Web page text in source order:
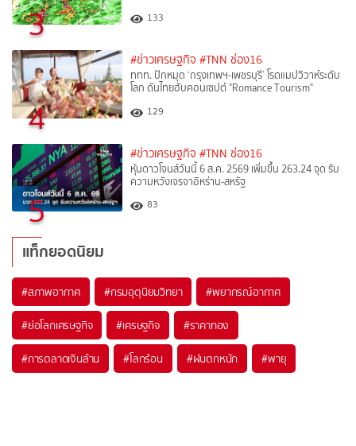
3 133
4
#ข่าวเศรษฐกิจ #TNN ช่อง16
ททท. ปักหมุด ‘กรุงเทพฯ-เพชรบุรี’ โรดแมปวิวาห์ระดับ
โลก ดันไทยฮับคอนเซปต์ "Romance Tourism"
129
5
#ข่าวเศรษฐกิจ #TNN ช่อง16
หุ้นดาวโจนส์วันนี้ 6 ส.ค. 2569 เพิ่มขึ้น 263.24 จุด รับ
ความหวังเจรจาอิหร่าน-สหรัฐ
83
แท็กยอดนิยม
#สภาพอากาศ #กรมอุตุนิยมวิทยา #พยากรณ์อากาศ
#ย่อโลกเศรษฐกิจ #เศรษฐกิจ #ราคาทอง
#การตลาดเงินล้าน #โลกร้อน #ฝนตกหนัก #พายุ